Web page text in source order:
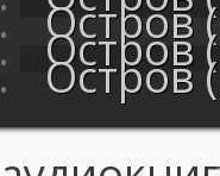
Остров
Остров
Остров